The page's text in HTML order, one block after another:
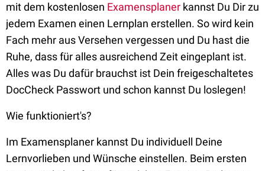
mit dem kostenlosen Examensplaner kannst Du Dir zu
jedem Examen einen Lernplan erstellen. So wird kein
Fach mehr aus Versehen vergessen und Du hast die
Ruhe, dass für alles ausreichend Zeit eingeplant ist.
Alles was Du dafür brauchst ist Dein freigeschaltetes
DocCheck Passwort und schon kannst Du loslegen!
Wie funktioniert's?
Im Examensplaner kannst Du individuell Deine
Lernvorlieben und Wünsche einstellen. Beim ersten